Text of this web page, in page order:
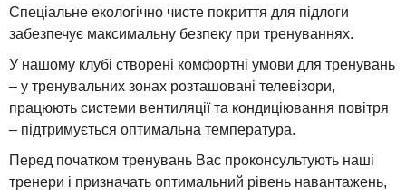
Спеціальне екологічно чисте покриття для підлоги
забезпечує максимальну безпеку при тренуваннях.
У нашому клубі створені комфортні умови для тренувань
– у тренувальних зонах розташовані телевізори,
працюють системи вентиляції та кондиціювання повітря
– підтримується оптимальна температура.
Перед початком тренувань Вас проконсультують наші
тренери і призначать оптимальний рівень навантажень,